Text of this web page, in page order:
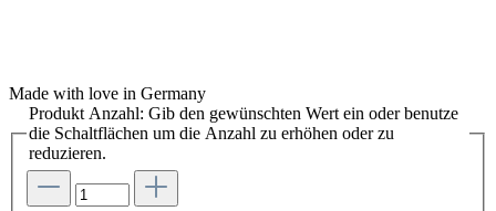
Made with love in Germany
Produkt Anzahl: Gib den gewünschten Wert ein oder benutze
die Schaltflächen um die Anzahl zu erhöhen oder zu
reduzieren.